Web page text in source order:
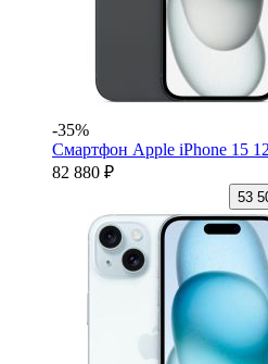
-35%
Смартфон Apple iPhone 15
82 880 ₽
53